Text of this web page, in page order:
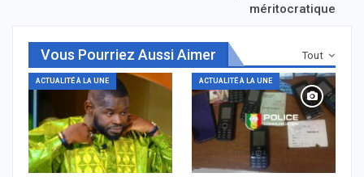
méritocratique
Tout
Vous Pourriez Aussi Aimer
ACTUALITÉ À LA UNE ACTUALITÉ À LA UNE